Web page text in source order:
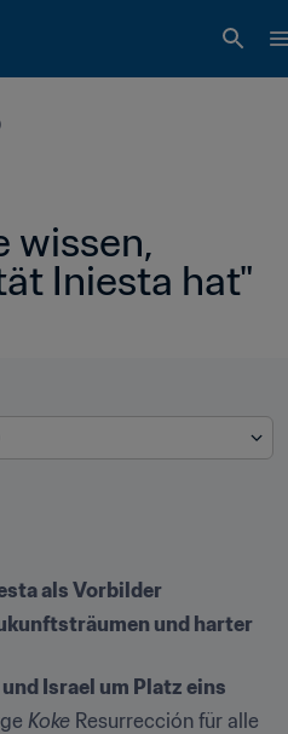
wissen,
Iniesta hat"
als Vorbilder
und harter
Israel um Platz eins
Koke Resurrección für alle